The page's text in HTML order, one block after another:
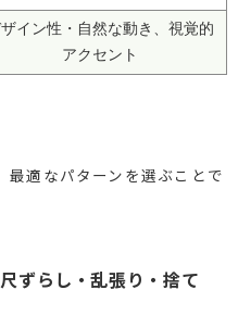
イン性・自然な動き、視覚的
アクセント
最適なパターンを選ぶことで
ずらし・乱張り・捨て